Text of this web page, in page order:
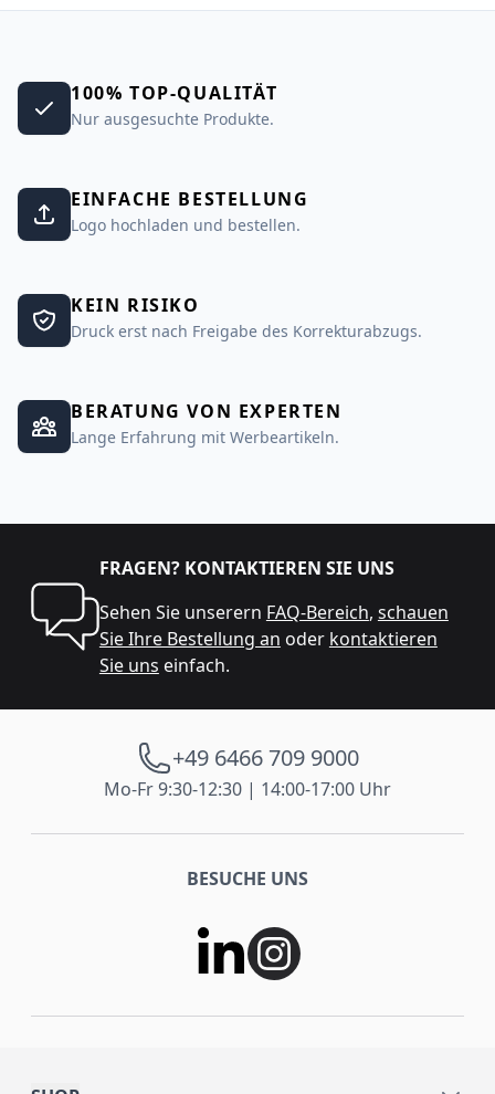
100% TOP-QUALITÄT
Nur ausgesuchte Produkte.
EINFACHE BESTELLUNG
Logo hochladen und bestellen.
KEIN RISIKO
Druck erst nach Freigabe des Korrekturabzugs.
BERATUNG VON EXPERTEN
Lange Erfahrung mit Werbeartikeln.
FRAGEN? KONTAKTIEREN SIE UNS
Sehen Sie unserern FAQ-Bereich, schauen
Sie Ihre Bestellung an oder kontaktieren
Sie uns einfach.
+49 6466 709 9000
Mo-Fr 9:30-12:30 | 14:00-17:00 Uhr
BESUCHE UNS